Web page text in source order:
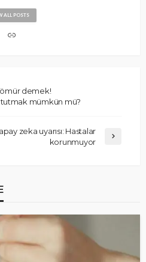
ALL POSTS
ömür demek!
mümkün mü?
zeka uyarısı: Hastalar
korunmuyor